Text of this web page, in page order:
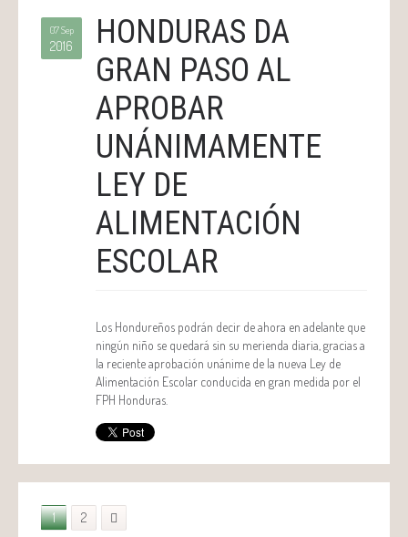
07 Sep
2016
HONDURAS DA
GRAN PASO AL
APROBAR
UNÁNIMAMENTE
LEY DE
ALIMENTACIÓN
ESCOLAR
Los Hondureños podrán decir de ahora en adelante que
ningún niño se quedará sin su merienda diaria, gracias a
la reciente aprobación unánime de la nueva Ley de
Alimentación Escolar conducida en gran medida por el
FPH Honduras.
1 2